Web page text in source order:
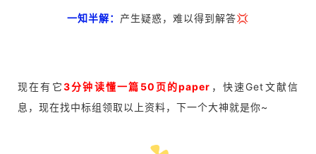
一知半解： 产生疑惑，难以得到解答💢
现在有它3分钟读懂一篇50页的paper ，快速Get文献信
息，现在找中标组领取以上资料，下一个大神就是你~